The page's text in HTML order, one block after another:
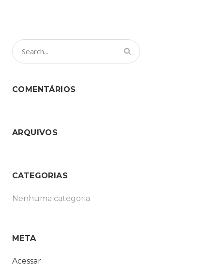
COMENTÁRIOS
ARQUIVOS
CATEGORIAS
Nenhuma categoria
META
Acessar